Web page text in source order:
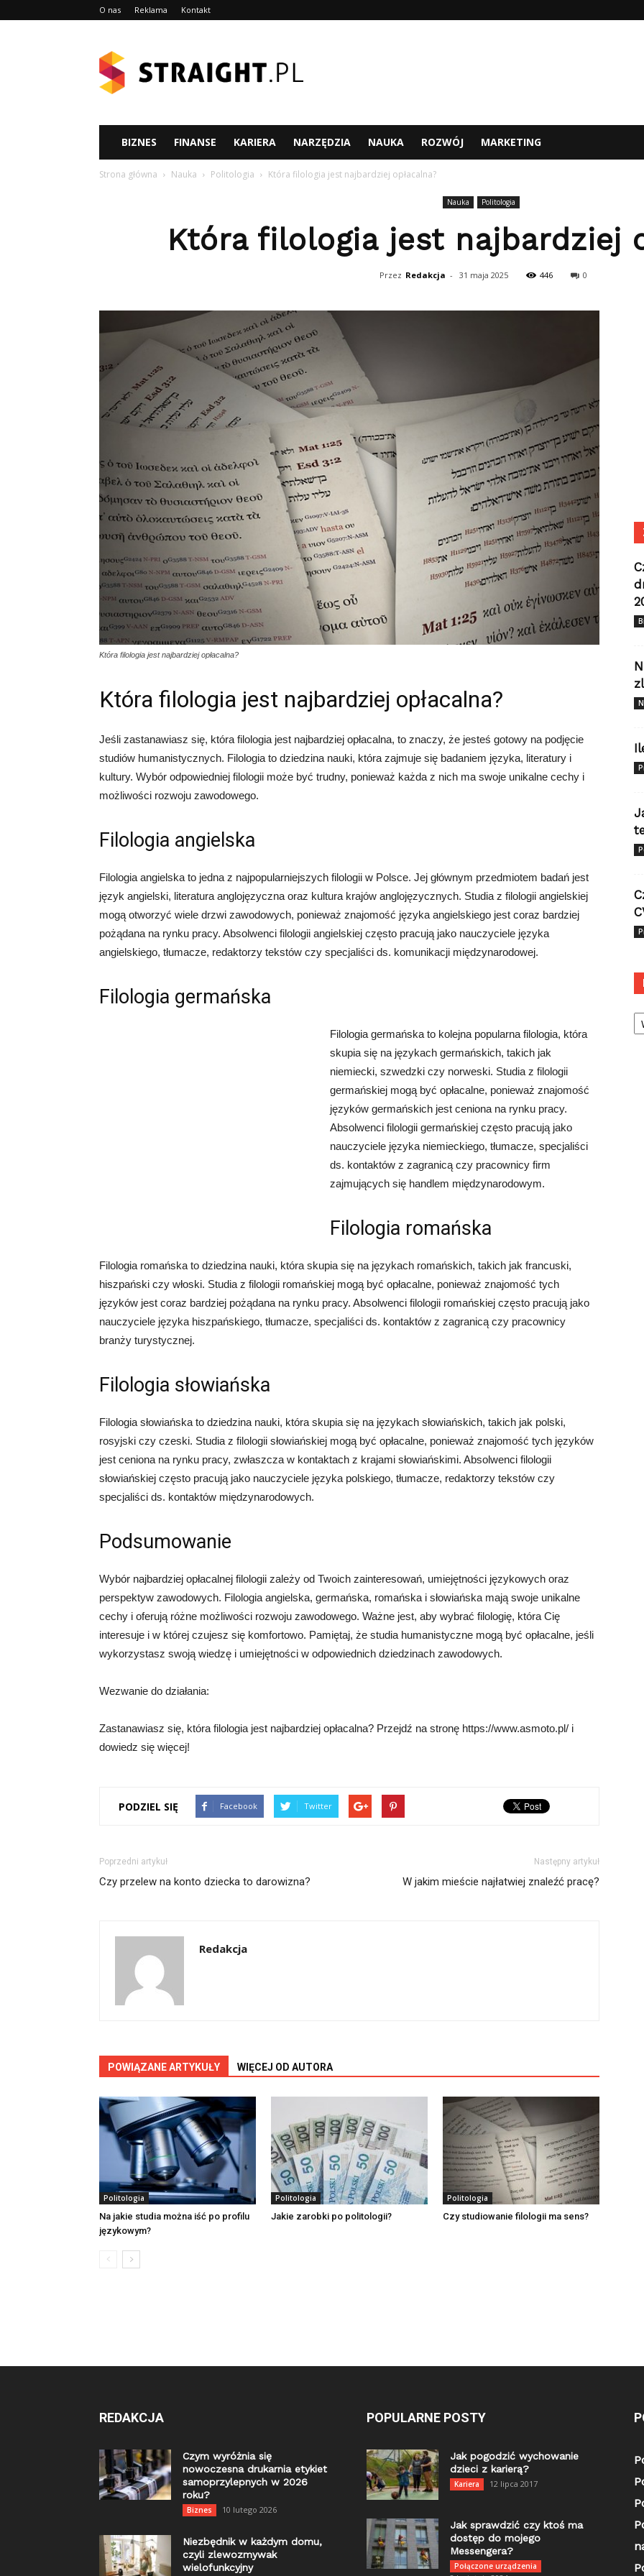
O nas Reklama Kontakt
BIZNES FINANSE KARIERA NARZĘDZIA NAUKA ROZWÓJ MARKETING
Strona główna Nauka Politologia Która filologia jest najbardziej opłacalna?
Nauka Politologia
Która filologia jest najbardziej
Przez Redakcja - 31 maja 2025 446 0
Która filologia jest najbardziej opłacalna?
Która filologia jest najbardziej opłacalna?
Jeśli zastanawiasz się, która filologia jest najbardziej opłacalna, to znaczy, że jesteś gotowy na podjęcie
studiów humanistycznych. Filologia to dziedzina nauki, która zajmuje się badaniem języka, literatury i
kultury. Wybór odpowiedniej filologii może być trudny, ponieważ każda z nich ma swoje unikalne cechy i
możliwości rozwoju zawodowego.
Filologia angielska
Filologia angielska to jedna z najpopularniejszych filologii w Polsce. Jej głównym przedmiotem badań jest
język angielski, literatura anglojęzyczna oraz kultura krajów anglojęzycznych. Studia z filologii angielskiej
mogą otworzyć wiele drzwi zawodowych, ponieważ znajomość języka angielskiego jest coraz bardziej
pożądana na rynku pracy. Absolwenci filologii angielskiej często pracują jako nauczyciele języka
angielskiego, tłumacze, redaktorzy tekstów czy specjaliści ds. komunikacji międzynarodowej.
Filologia germańska
Filologia germańska to kolejna popularna filologia, która
skupia się na językach germańskich, takich jak
niemiecki, szwedzki czy norweski. Studia z filologii
germańskiej mogą być opłacalne, ponieważ znajomość
języków germańskich jest ceniona na rynku pracy.
Absolwenci filologii germańskiej często pracują jako
nauczyciele języka niemieckiego, tłumacze, specjaliści
ds. kontaktów z zagranicą czy pracownicy firm
zajmujących się handlem międzynarodowym.
Filologia romańska
Filologia romańska to dziedzina nauki, która skupia się na językach romańskich, takich jak francuski,
hiszpański czy włoski. Studia z filologii romańskiej mogą być opłacalne, ponieważ znajomość tych
języków jest coraz bardziej pożądana na rynku pracy. Absolwenci filologii romańskiej często pracują jako
nauczyciele języka hiszpańskiego, tłumacze, specjaliści ds. kontaktów z zagranicą czy pracownicy
branży turystycznej.
Filologia słowiańska
Filologia słowiańska to dziedzina nauki, która skupia się na językach słowiańskich, takich jak polski,
rosyjski czy czeski. Studia z filologii słowiańskiej mogą być opłacalne, ponieważ znajomość tych języków
jest ceniona na rynku pracy, zwłaszcza w kontaktach z krajami słowiańskimi. Absolwenci filologii
słowiańskiej często pracują jako nauczyciele języka polskiego, tłumacze, redaktorzy tekstów czy
specjaliści ds. kontaktów międzynarodowych.
Podsumowanie
Wybór najbardziej opłacalnej filologii zależy od Twoich zainteresowań, umiejętności językowych oraz
perspektyw zawodowych. Filologia angielska, germańska, romańska i słowiańska mają swoje unikalne
cechy i oferują różne możliwości rozwoju zawodowego. Ważne jest, aby wybrać filologię, która Cię
interesuje i w której czujesz się komfortowo. Pamiętaj, że studia humanistyczne mogą być opłacalne, jeśli
wykorzystasz swoją wiedzę i umiejętności w odpowiednich dziedzinach zawodowych.
Wezwanie do działania:
Zastanawiasz się, która filologia jest najbardziej opłacalna? Przejdź na stronę https://www.asmoto.pl/ i
dowiedz się więcej!
PODZIEL SIĘ Facebook Twitter
Poprzedni artykuł
Czy przelew na konto dziecka to darowizna?
Następny artykuł
W jakim mieście najłatwiej znaleźć pracę?
Redakcja
POWIĄZANE ARTYKUŁY WIĘCEJ OD AUTORA
Politologia
Na jakie studia można iść po profilu
językowym?
Politologia
Jakie zarobki po politologii?
Politologia
Czy studiowanie filologii ma sens?
REDAKCJA
Czym wyróżnia się
nowoczesna drukarnia etykiet
samoprzylepnych w 2026
roku?
Biznes 10 lutego 2026
Niezbędnik w każdym domu,
czyli zlewozmywak
wielofunkcyjny
POPULARNE POSTY
Jak pogodzić wychowanie
dzieci z karierą?
Kariera 12 lipca 2017
Jak sprawdzić czy ktoś ma
dostęp do mojego
Messengera?
Połączone urządzenia